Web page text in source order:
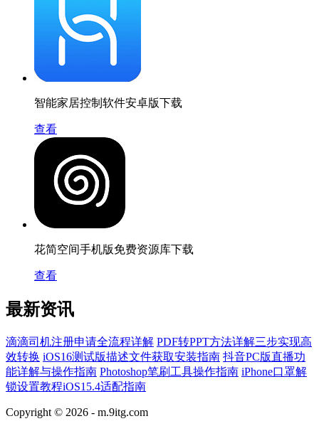
智能家居控制软件安卓版下载
查看
花简空间手机版免费资源库下载
查看
最新资讯
滴滴司机注册申请全流程详解 PDF转PPT方法详解三步实现高
效转换 iOS16测试版描述文件获取安装指南 抖音PC版直播功
能详解与操作指南 Photoshop笔刷工具操作指南 iPhone口罩解
锁设置教程iOS15.4适配指南
Copyright © 2026 - m.9itg.com